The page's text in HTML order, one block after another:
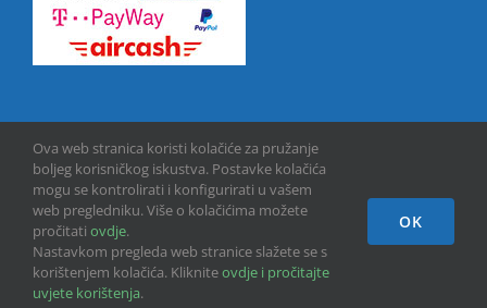
Copyright © 2013 -2026 | GPU INFO d.o.o. | All Rights Reserved
Facebook
Ova web stranica koristi kolačiće za pružanje
boljeg korisničkog iskustva. Postavke kolačića
mogu se kontrolirati i konfigurirati u vašem
web pregledniku. Više o kolačićima možete
pročitati ovdje.
Nastavkom pregleda web stranice slažete se s
korištenjem kolačića. Klikniteovdje i pročitajte
uvjete korištenja.
OK